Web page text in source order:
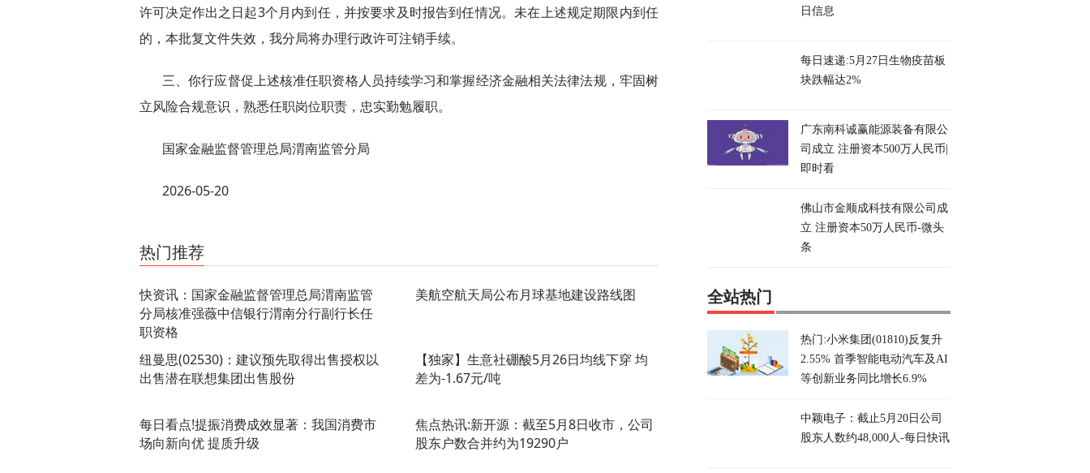
许可决定作出之日起3个月内到任，并按要求及时报告到任情况。未在上述规定期限内到任
的，本批复文件失效，我分局将办理行政许可注销手续。
三、你行应督促上述核准任职资格人员持续学习和掌握经济金融相关法律法规，牢固树
立风险合规意识，熟悉任职岗位职责，忠实勤勉履职。
国家金融监督管理总局渭南监管分局
2026-05-20
热门推荐
快资讯：国家金融监督管理总局渭南监管
分局核准强薇中信银行渭南分行副行长任
职资格
美航空航天局公布月球基地建设路线图
纽曼思(02530)：建议预先取得出售授权以
出售潜在联想集团出售股份
【独家】生意社硼酸5月26日均线下穿 均
差为-1.67元/吨
每日看点!提振消费成效显著：我国消费市
场向新向优 提质升级
焦点热讯:新开源：截至5月8日收市，公司
股东户数合并约为19290户
日信息
每日速递:5月27日生物疫苗板
块跌幅达2%
广东南科诚赢能源装备有限公
司成立 注册资本500万人民币|
即时看
佛山市金顺成科技有限公司成
立 注册资本50万人民币-微头
条
全站热门
热门:小米集团(01810)反复升
2.55% 首季智能电动汽车及AI
等创新业务同比增长6.9%
中颖电子：截止5月20日公司
股东人数约48,000人-每日快讯